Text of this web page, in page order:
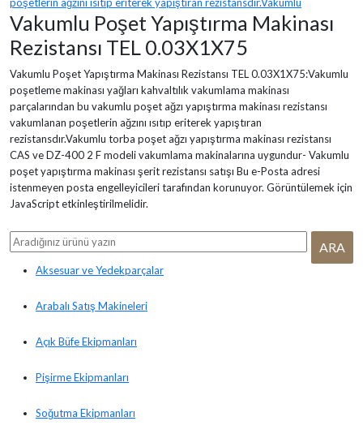
Vakumlu Poşet Yapıştırma Makinası
Rezistansı TEL 0.03X1X75
Vakumlu Poşet Yapıştırma Makinası Rezistansı TEL 0.03X1X75:Vakumlu
poşetleme makinası yağları kahvaltılık vakumlama makinası
parçalarından bu vakumlu poşet ağzı yapıştırma makinası rezistansı
vakumlanan poşetlerin ağzını ısıtıp eriterek yapıştıran
rezistansdır.Vakumlu torba poşet ağzı yapıştırma makinası rezistansı
CAS ve DZ-400 2 F modeli vakumlama makinalarına uygundur- Vakumlu
poşet yapıştırma makinası şerit rezistansı satışı Bu e-Posta adresi
istenmeyen posta engelleyicileri tarafından korunuyor. Görüntülemek için
JavaScript etkinleştirilmelidir.
Aksesuar ve Yedekparçalar
Arabalı Satış Makineleri
Açık Büfe Ekipmanları
Pişirme Ekipmanları
Soğutma Ekipmanları